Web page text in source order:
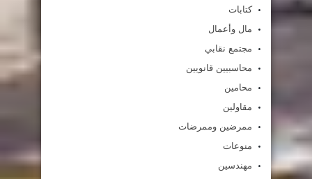
كتابات
مال وأعمال
مجتمع نقابي
محاسبيين قانويين
محامين
مقاولين
ممرضين وممرضات
منوعات
مهندسين